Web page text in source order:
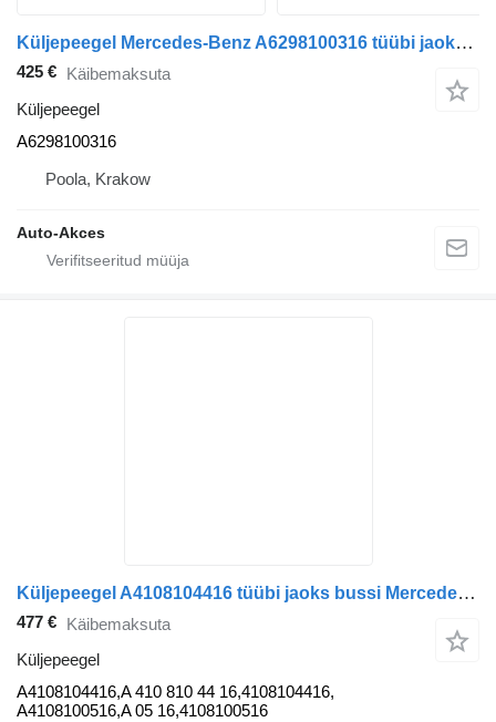
Küljepeegel Mercedes-Benz A6298100316 tüübi jaoks bussi Mercedes-Benz Tourismo Travego O580
425 € Käibemaksuta
Küljepeegel
A6298100316
Poola, Krakow
Auto-Akces
Küljepeegel A4108104416 tüübi jaoks bussi Mercedes-Benz Tourismo Euro 6
477 € Käibemaksuta
Küljepeegel
A4108104416,A 410 810 44 16,4108104416,
A4108100516,A 05 16,4108100516